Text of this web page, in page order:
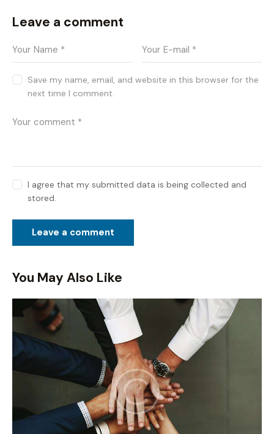
Leave a comment
Save my name, email, and website in this browser for the
next time I comment.
I agree that my submitted data is being collected and
stored.
You May Also Like